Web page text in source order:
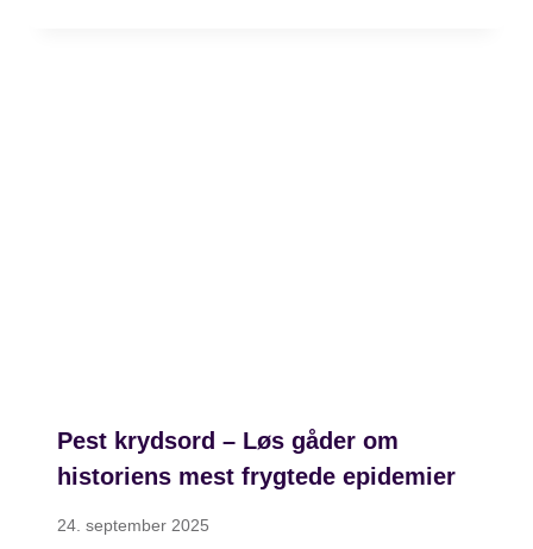
Pest krydsord – Løs gåder om
historiens mest frygtede epidemier
24. september 2025